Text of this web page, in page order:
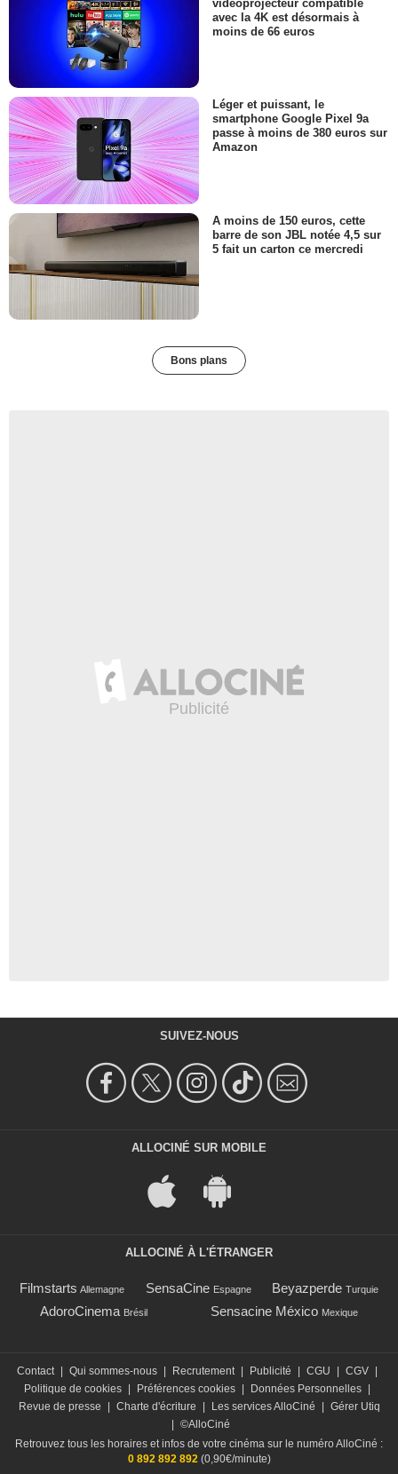
vidéoprojecteur compatible
avec la 4K est désormais à
moins de 66 euros
Léger et puissant, le
smartphone Google Pixel 9a
passe à moins de 380 euros sur
Amazon
A moins de 150 euros, cette
barre de son JBL notée 4,5 sur
5 fait un carton ce mercredi
Bons plans
SUIVEZ-NOUS
ALLOCINÉ SUR MOBILE
ALLOCINÉ À L'ÉTRANGER
Filmstarts Allemagne SensaCine Espagne Beyazperde Turquie
AdoroCinema Brésil Sensacine México Mexique
Contact Qui sommes-nous Recrutement Publicité CGU CGV
Politique de cookies
Préférences cookies Données Personnelles
Revue de presse
Charte d'écriture Les services AlloCiné
Gérer Utiq
©AlloCiné
Retrouvez tous les horaires et infos de votre cinéma sur le numéro AlloCiné :
0 892 892 892(0,90€/minute)